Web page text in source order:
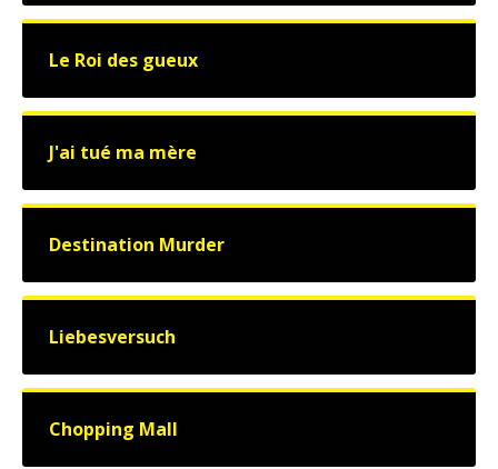
Le Roi des gueux
J'ai tué ma mère
Destination Murder
Liebesversuch
Chopping Mall